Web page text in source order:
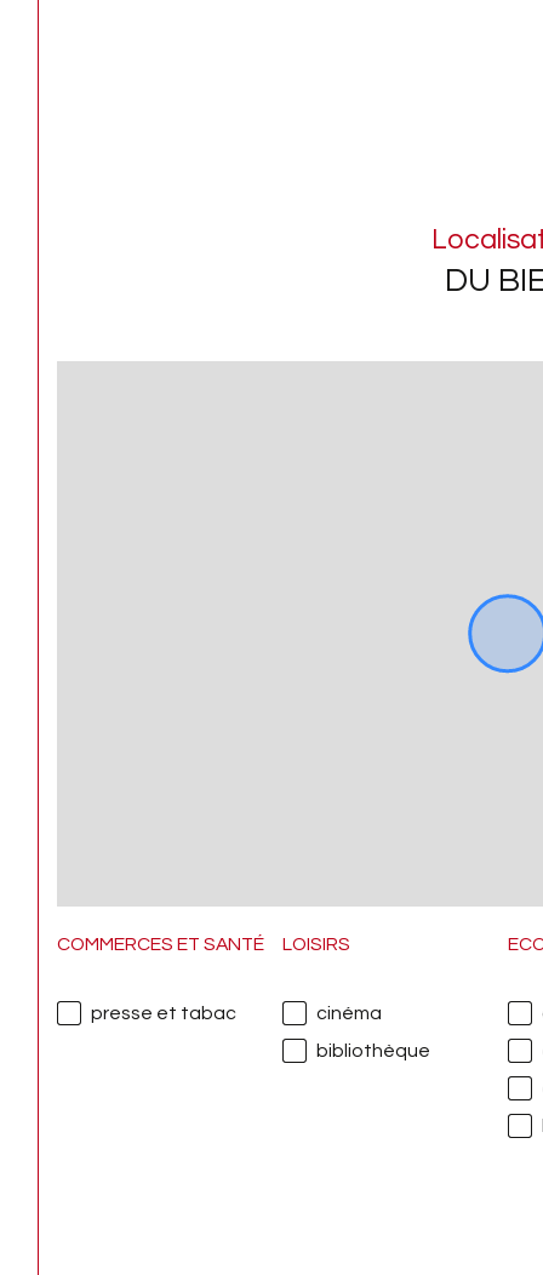
DU
COMMERCES ET SANTÉ
presse et tabac
LOISIRS
cinéma
bibliothèque